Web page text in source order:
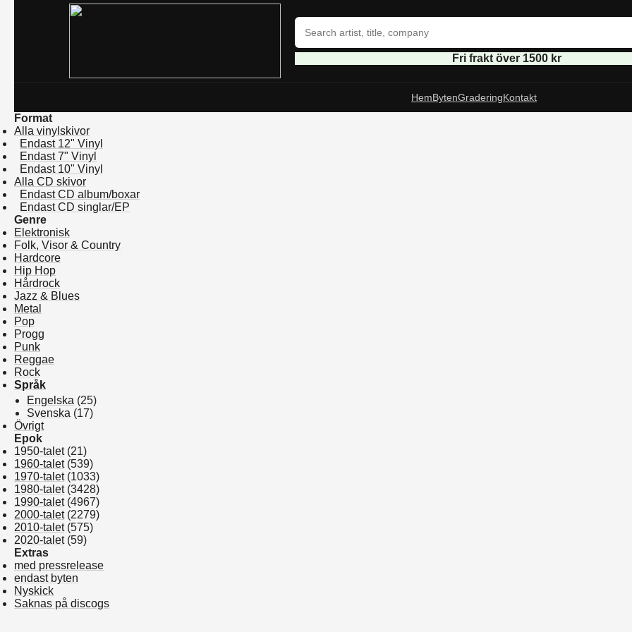
Fri frakt över 1500 kr
HemBytenGraderingKontakt
Format
Alla vinylskivor
Endast 12" Vinyl
Endast 7" Vinyl
Endast 10" Vinyl
Alla CD skivor
Endast CD album/boxar
Endast CD singlar/EP
Genre
Elektronisk
Folk, Visor & Country
Hardcore
Hip Hop
Hårdrock
Jazz & Blues
Metal
Pop
Progg
Punk
Reggae
Rock
Språk
Engelska (25)
Svenska (17)
Övrigt
Epok
1950-talet(21)
1960-talet(539)
1970-talet(1033)
1980-talet(3428)
1990-talet(4967)
2000-talet(2279)
2010-talet(575)
2020-talet(59)
Extras
med pressrelease
endast byten
Nyskick
Saknas på discogs